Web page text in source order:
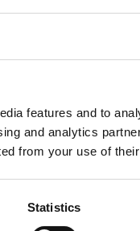
features and to
and analytics
from your use of
Statistics